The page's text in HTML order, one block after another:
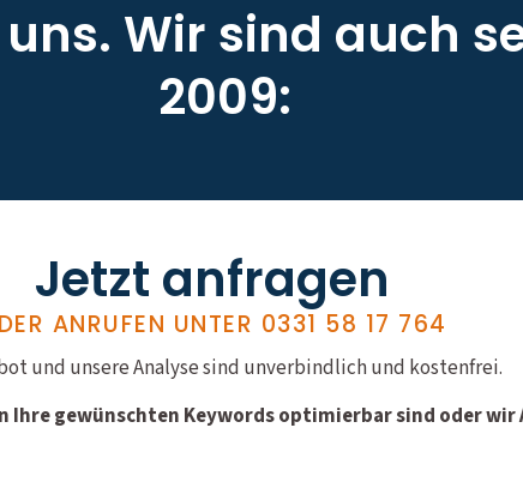
Wir sind auch
2009:
Jetzt anfragen
ANRUFEN UNTER 0331 58 17 764
und unsere Analyse sind unverbindlich und kostenfrei.
Ihre gewünschten Keywords optimierbar sind oder